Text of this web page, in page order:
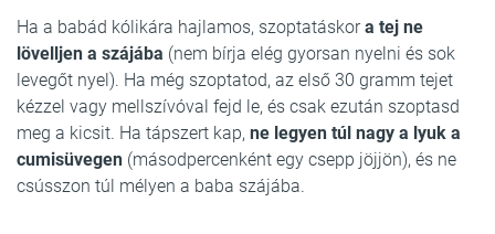
Ha a babád kólikára hajlamos, szoptatáskora tej ne
lövelljen a szájába (nem bírja elég gyorsan nyelni és sok
levegőt nyel). Ha még szoptatod, az első 30 gramm tejet
kézzel vagy mellszívóval fejd le, és csak ezután szoptasd
meg a kicsit. Ha tápszert kap, ne legyen túl nagy a lyuk a
cumisüvegen (másodpercenként egy csepp jöjjön), és ne
csússzon túl mélyen a baba szájába.